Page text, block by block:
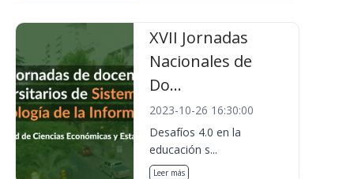
XVII Jornadas
Nacionales de
Do...
2023-10-26 16:30:00
Desafíos 4.0 en la
educación s...
Leer más